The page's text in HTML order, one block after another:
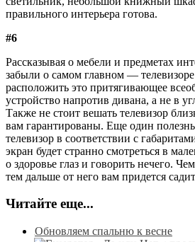
правильного интерьера готова.
#6
Рассказывая о мебели и предметах
забыли о самом главном —
расположить это притягивающее
устройство напротив дивана, а не в
Также не стоит вешать телевизор
вам гарантированы. Еще один
телевизор в соответствии с
экран будет странно смотреться в
о здоровье глаз и говорить нечего.
тем дальше от него вам придется
Читайте еще...
Обновляем спальню к весне